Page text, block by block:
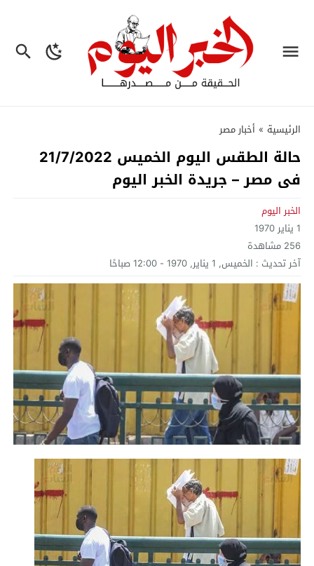
الرئيسية » أخبار مصر
حالة الطقس اليوم الخميس 21/7/2022
فى مصر – جريدة الخبر اليوم
الخبر اليوم
1 يناير 1970
256 مشاهدة
آخر تحديث : الخميس, 1 يناير, 1970 - 12:00 صباحًا